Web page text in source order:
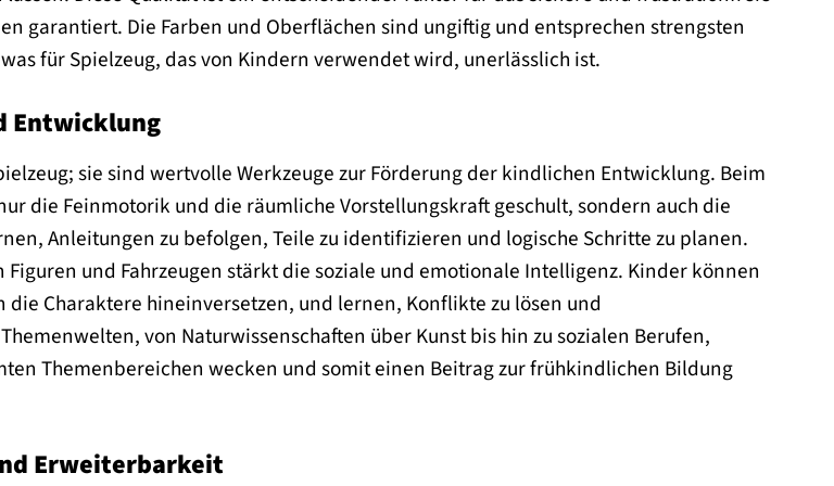
garantiert. Die Farben und Oberflächen sind ungiftig und entsprechen strengsten
für Spielzeug, das von Kindern verwendet wird, unerlässlich ist.
Entwicklung
sie sind wertvolle Werkzeuge zur Förderung der kindlichen Entwicklung. Beim
die Feinmotorik und die räumliche Vorstellungskraft geschult, sondern auch die
Anleitungen zu befolgen, Teile zu identifizieren und logische Schritte zu planen.
und Fahrzeugen stärkt die soziale und emotionale Intelligenz. Kinder können
Charaktere hineinversetzen, und lernen, Konflikte zu lösen und
von Naturwissenschaften über Kunst bis hin zu sozialen Berufen,
Themenbereichen wecken und somit einen Beitrag zur frühkindlichen Bildung
Erweiterbarkeit